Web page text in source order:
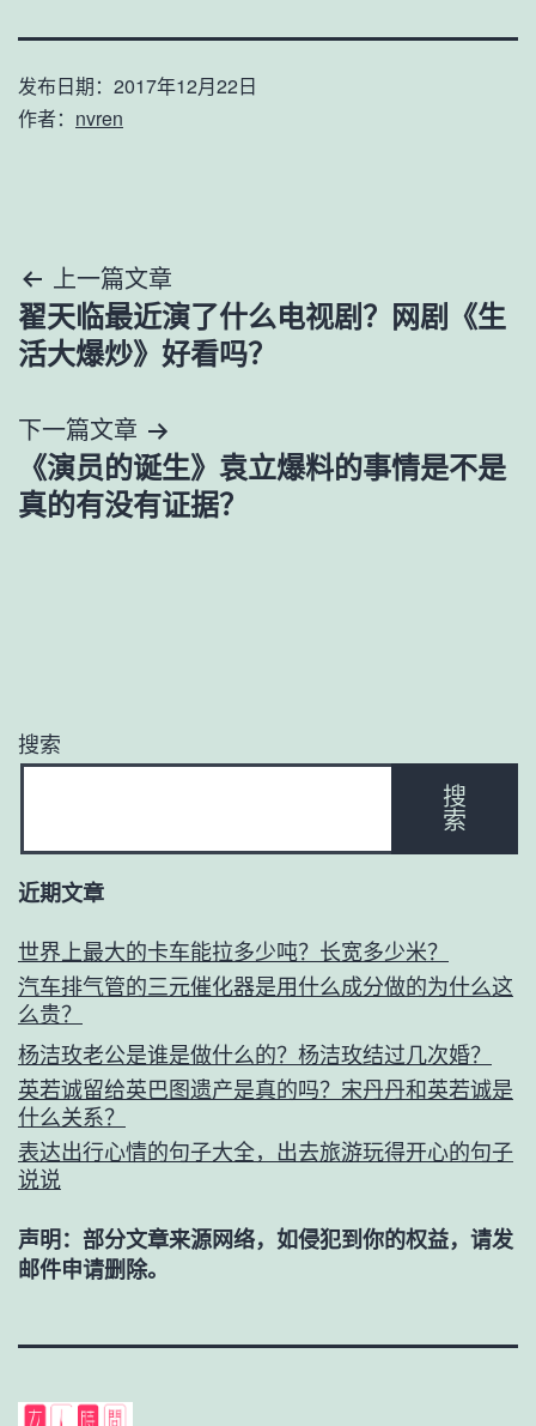
发布日期： 2017年12月22日
作者： nvren
文
章
航
上一篇文章
翟天临最近演了什么电视剧？网剧《生
活大爆炒》好看吗？
下一篇文章
《演员的诞生》袁立爆料的事情是不是
真的有没有证据？
搜索
搜
索
近期文章
世界上最大的卡车能拉多少吨？长宽多少米？
汽车排气管的三元催化器是用什么成分做的为什么这
么贵？
杨洁玫老公是谁是做什么的？杨洁玫结过几次婚？
英若诚留给英巴图遗产是真的吗？宋丹丹和英若诚是
什么关系？
表达出行心情的句子大全，出去旅游玩得开心的句子
说说
声明：部分文章来源网络，如侵犯到你的权益，请发
邮件申请删除。